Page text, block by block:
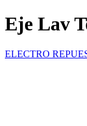
Eje Lav
ELECTRO